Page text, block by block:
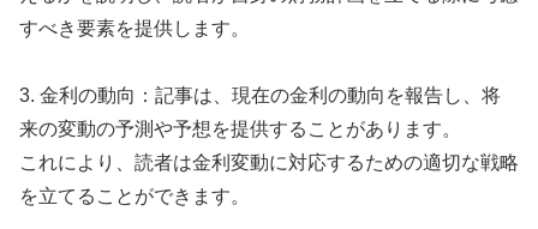
すべき要素を提供します。
3. 金利の動向：記事は、現在の金利の動向を報告し、将
来の変動の予測や予想を提供することがあります。
これにより、読者は金利変動に対応するための適切な戦略
を立てることができます。